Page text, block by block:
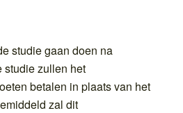
studie gaan doen na
studie zullen het
betalen in plaats van het
zal dit